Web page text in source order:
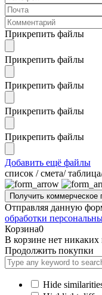
Прикрепить файлы
Прикрепить файлы
Прикрепить файлы
Прикрепить файлы
Прикрепить файлы
Добавить ещё файлы
cписок / смета/
Отправляя данную
обработки
Корзина0
В корзине нет никаких
Продолжить покупки
Hide